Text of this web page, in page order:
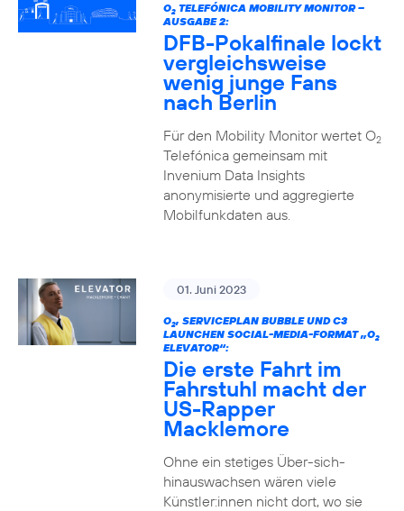
O2TELEFÓNICA MOBILITY MONITOR –
AUSGABE 2:
DFB-Pokalfinale lockt
vergleichsweise
wenig junge Fans
nach Berlin
Für den Mobility Monitor wertet O2
Telefónica gemeinsam mit
Invenium Data Insights
anonymisierte und aggregierte
Mobilfunkdaten aus.
01. Juni 2023
O2, SERVICEPLAN BUBBLE UND C3
LAUNCHEN SOCIAL-MEDIA-FORMAT „O2
ELEVATOR“:
Die erste Fahrt im
Fahrstuhl macht der
US-Rapper
Macklemore
Ohne ein stetiges Über-sich-
hinauswachsen wären viele
Künstler:innen nicht dort, wo sie